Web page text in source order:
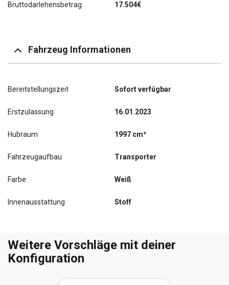
Bruttodarlehensbetrag 17.504€
Fahrzeug Informationen
Bereitstellungszeit Sofort verfügbar
Erstzulassung 16.01.2023
Hubraum 1997 cm³
Fahrzeugaufbau Transporter
Farbe Weiß
Innenausstattung Stoff
Weitere Vorschläge mit deiner
Konfiguration